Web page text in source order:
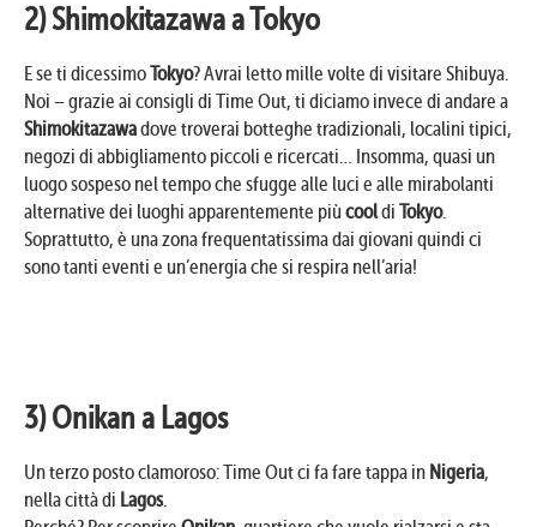
2) Shimokitazawa a Tokyo
E se ti dicessimoTokyo? Avrai letto mille volte di visitare Shibuya.
Noi – grazie ai consigli di Time Out, ti diciamo invece di andare a
Shimokitazawadove troverai botteghe tradizionali, localini tipici,
negozi di abbigliamento piccoli e ricercati… Insomma, quasi un
luogo sospeso nel tempo che sfugge alle luci e alle mirabolanti
alternative dei luoghi apparentemente più cooldi Tokyo.
Soprattutto, è una zona frequentatissima dai giovani quindi ci
sono tanti eventi e un’energia che si respira nell’aria!
3) Onikan a Lagos
Un terzo posto clamoroso: Time Out ci fa fare tappa in Nigeria,
nella città di Lagos.